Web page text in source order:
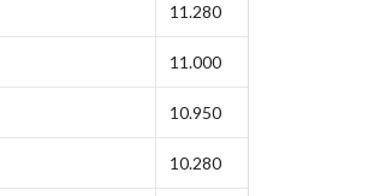
11.280
11.000
10.950
10.280